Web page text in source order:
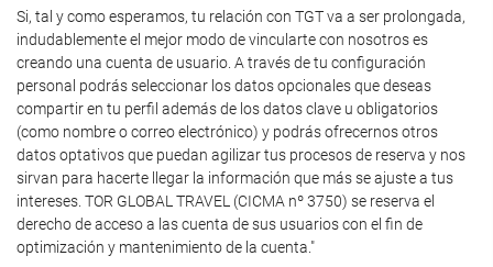
Si, tal y como esperamos, tu relación con TGT va a ser prolongada,
indudablemente el mejor modo de vincularte con nosotros es
creando una cuenta de usuario. A través de tu configuración
personal podrás seleccionar los datos opcionales que deseas
compartir en tu perfil además de los datos clave u obligatorios
(como nombre o correo electrónico) y podrás ofrecernos otros
datos optativos que puedan agilizar tus procesos de reserva y nos
sirvan para hacerte llegar la información que más se ajuste a tus
intereses. TOR GLOBAL TRAVEL (CICMA nº 3750) se reserva el
derecho de acceso a las cuenta de sus usuarios con el fin de
optimización y mantenimiento de la cuenta."